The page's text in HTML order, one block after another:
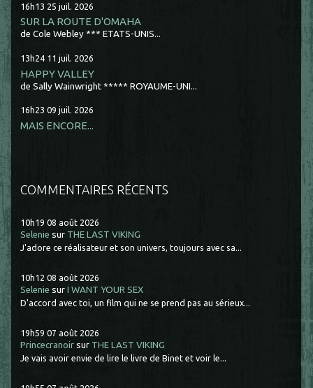
16h13 25 juil. 2026
SUR LA ROUTE D'OMAHA
de Cole Webley *** ETATS-UNIS...
13h24 11 juil. 2026
HAPPY VALLEY
de Sally Wainwright ***** ROYAUME-UNI...
16h23 09 juil. 2026
MAIS ENCORE...
COMMENTAIRES RÉCENTS
10h19 08 août 2026
Selenie sur THE LAST VIKING
J'adore ce réalisateur et son univers, toujours avec sa...
10h12 08 août 2026
Selenie surI WANT YOUR SEX
D'accord avec toi, un film qui ne se prend pas au sérieux...
19h59 07 août 2026
Princecranoir sur THE LAST VIKING
Je vais avoir envie de lire le livre de Binet et voir le...